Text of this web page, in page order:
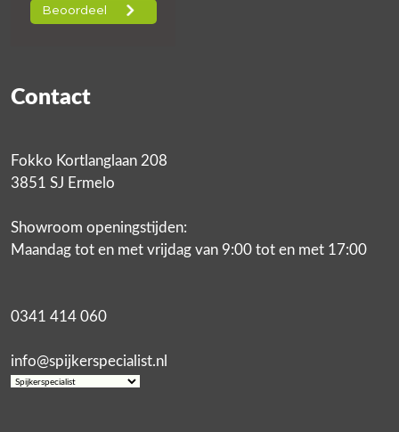
Contact
Fokko Kortlanglaan 208
3851 SJ Ermelo
Showroom openingstijden:
Maandag tot en met vrijdag van 9:00 tot en met 17:00
0341 414 060
info@spijkerspecialist.nl